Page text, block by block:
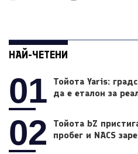
НАЙ-ЧЕТЕНИ
01
Тойота Yaris:
да е еталон за
02
Тойота bZ
пробег и NACS